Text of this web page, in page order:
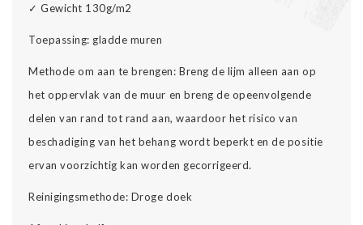
✓ Gewicht 130g/m2
Toepassing: gladde muren
Methode om aan te brengen: Breng de lijm alleen aan op
het oppervlak van de muur en breng de opeenvolgende
delen van rand tot rand aan, waardoor het risico van
beschadiging van het behang wordt beperkt en de positie
ervan voorzichtig kan worden gecorrigeerd.
Reinigingsmethode: Droge doek